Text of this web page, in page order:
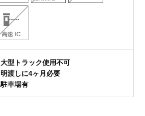
大型トラック使用不可
明渡しに4ヶ月必要
駐車場有